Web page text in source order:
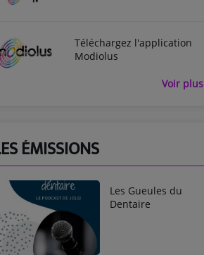
Téléchargez l'application
Modiolus
Voir plus
ÉMISSIONS
Les Gueules du
Dentaire